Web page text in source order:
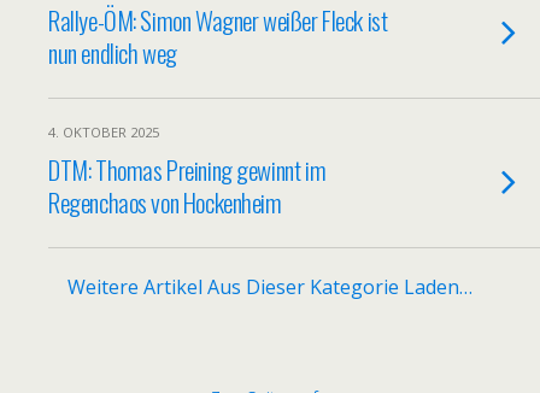
Rallye-ÖM: Simon Wagner weißer Fleck ist
nun endlich weg
4. OKTOBER 2025
DTM: Thomas Preining gewinnt im
Regenchaos von Hockenheim
Weitere Artikel Aus Dieser Kategorie Laden…